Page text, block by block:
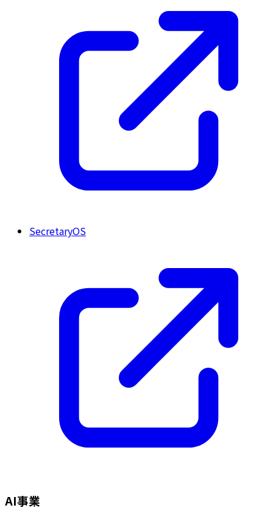
SecretaryOS
AI事業